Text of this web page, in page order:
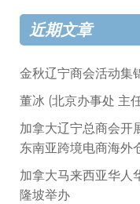
近期文章
金秋辽宁商会活动集
董冰 (北京办事处 主
加拿大辽宁总商会开
东南亚跨境电商海外
加拿大马来西亚华人
隆坡举办